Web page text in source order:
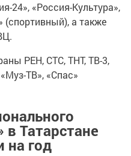
24», «Россия-Культура»,
(спортивный), а также
РЕН, СТС, ТНТ, ТВ-3,
ТВ», «Спас»
в Татарстане
на год